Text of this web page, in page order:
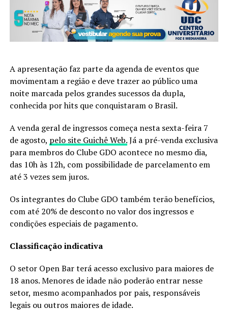
A apresentação faz parte da agenda de eventos que
movimentam a região e deve trazer ao público uma
noite marcada pelos grandes sucessos da dupla,
conhecida por hits que conquistaram o Brasil.
A venda geral de ingressos começa nesta sexta-feira 7
de agosto, pelo site Guichê Web.Já a pré-venda exclusiva
para membros do Clube GDO acontece no mesmo dia,
das 10h às 12h, com possibilidade de parcelamento em
até 3 vezes sem juros.
Os integrantes do Clube GDO também terão benefícios,
com até 20% de desconto no valor dos ingressos e
condições especiais de pagamento.
Classificação indicativa
O setor Open Bar terá acesso exclusivo para maiores de
18 anos. Menores de idade não poderão entrar nesse
setor, mesmo acompanhados por pais, responsáveis
legais ou outros maiores de idade.